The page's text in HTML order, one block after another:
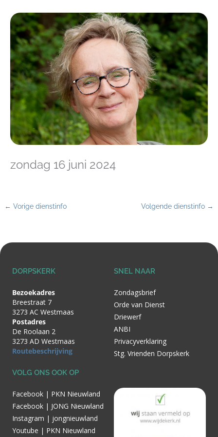
zondag 16 juni 2024
← Vorige dienstinfo Volgende dienstinfo →
DORPSKERK
Bezoekadres
Breestraat 7
3273 AC Westmaas
Postadres
De Roolaan 2
3273 AD Westmaas
Routebeschrijving
SNEL NAAR
Zondagsbrief
Orde van Dienst
Driewerf
ANBI
Privacyverklaring
Stg. Vrienden Dorpskerk
VOLG ONS OOK OP
Facebook | PKN Nieuwland
Facebook | JONG Nieuwland
Instagram | jongnieuwland
Youtube | PKN Nieuwland